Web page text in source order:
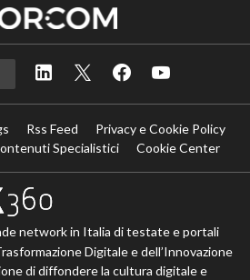
Rss Feed
Privacy e Cookie Policy
Specialistici
Cookie Center
network in Italia di testate e portali
Digitale e dell’Innovazione
di diffondere la cultura digitale e